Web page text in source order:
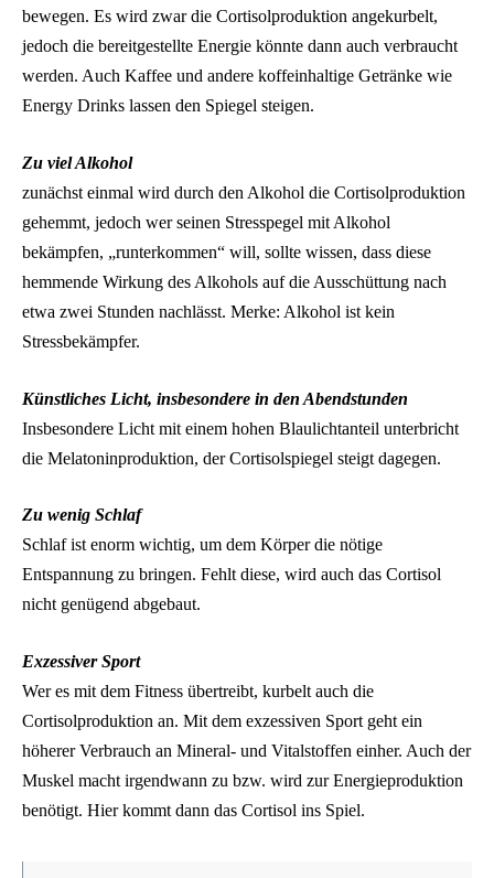
bewegen. Es wird zwar die Cortisolproduktion angekurbelt,
jedoch die bereitgestellte Energie könnte dann auch verbraucht
werden. Auch Kaffee und andere koffeinhaltige Getränke wie
Energy Drinks lassen den Spiegel steigen.
Zu viel Alkohol
zunächst einmal wird durch den Alkohol die Cortisolproduktion
gehemmt, jedoch wer seinen Stresspegel mit Alkohol
bekämpfen, „runterkommen“ will, sollte wissen, dass diese
hemmende Wirkung des Alkohols auf die Ausschüttung nach
etwa zwei Stunden nachlässt. Merke: Alkohol ist kein
Stressbekämpfer.
Künstliches Licht, insbesondere in den Abendstunden
Insbesondere Licht mit einem hohen Blaulichtanteil unterbricht
die Melatoninproduktion, der Cortisolspiegel steigt dagegen.
Zu wenig Schlaf
Schlaf ist enorm wichtig, um dem Körper die nötige
Entspannung zu bringen. Fehlt diese, wird auch das Cortisol
nicht genügend abgebaut.
Exzessiver Sport
Wer es mit dem Fitness übertreibt, kurbelt auch die
Cortisolproduktion an. Mit dem exzessiven Sport geht ein
höherer Verbrauch an Mineral- und Vitalstoffen einher. Auch der
Muskel macht irgendwann zu bzw. wird zur Energieproduktion
benötigt. Hier kommt dann das Cortisol ins Spiel.